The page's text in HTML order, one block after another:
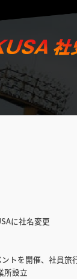
に社名変更
トを開催、社員旅
所設立